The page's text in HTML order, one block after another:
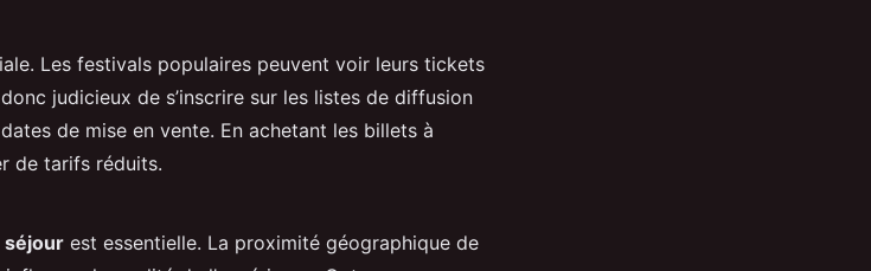
Les festivals populaires peuvent voir leurs tickets
judicieux de s’inscrire sur les listes de diffusion
de mise en vente. En achetant les billets à
de tarifs réduits.
séjour est essentielle. La proximité géographique de